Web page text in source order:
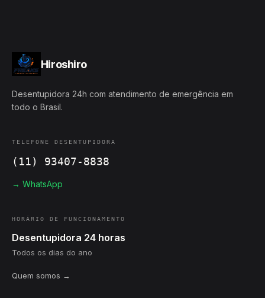
Hiroshiro
Desentupidora 24h com atendimento de emergência em
todo o Brasil.
TELEFONE DESENTUPIDORA
(11) 93407-8838
→ WhatsApp
HORÁRIO DE FUNCIONAMENTO
Desentupidora 24 horas
Todos os dias do ano
Quem somos →